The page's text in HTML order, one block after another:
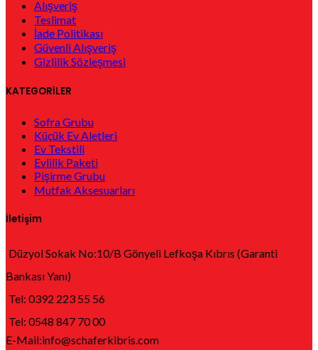
Alışveriş
Teslimat
İade Politikası
Güvenli Alışveriş
Gizlilik Sözleşmesi
KATEGORİLER
Sofra Grubu
Küçük Ev Aletleri
Ev Tekstili
Evlilik Paketi
Pişirme Grubu
Mutfak Aksesuarları
İletişim
Düzyol Sokak No:10/B Gönyeli Lefkoşa Kıbrıs (Garanti
Bankası Yanı)
Tel: 0392 223 55 56
Tel: 0548 847 70 00
E-Mail:info@schaferkibris.com